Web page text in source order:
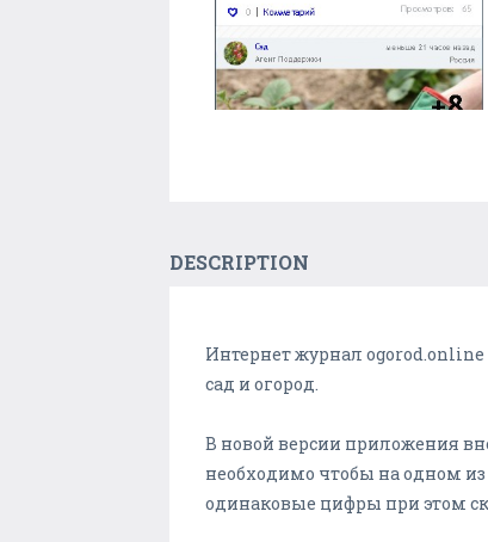
DESCRIPTION
Интернет журнал ogorod.online
сад и огород.
В новой версии приложения
необходимо чтобы на одном
одинаковые цифры при этом